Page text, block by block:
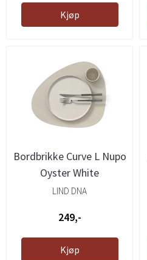
Kjøp
Bordbrikke Curve L Nupo
Oyster White
LIND DNA
249,-
Kjøp